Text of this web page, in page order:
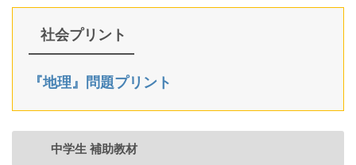
社会プリント
『地理』問題プリント
中学生 補助教材